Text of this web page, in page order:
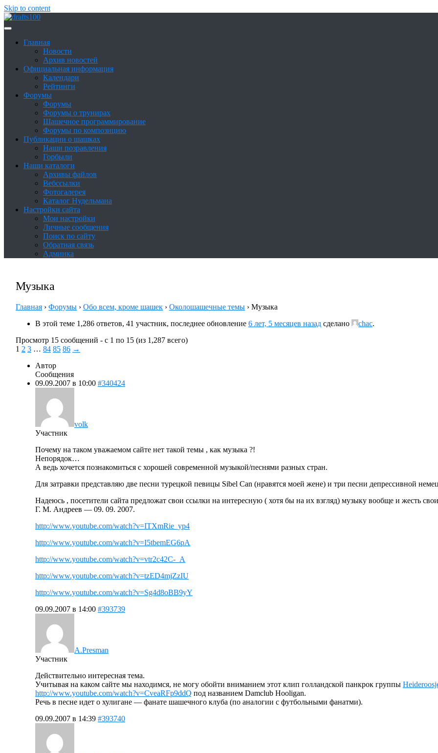
Skip to content
Шашки в России
Главная
Новости
Архив новостей
Официальная информация
Календари
Рейтинги
Форумы
Форумы
Форумы о трунирах
Шашечное программирование
Форумы по композицию
Публикации о шашках
Наши позравления
Горбыли
Наши каталоги
Архивы файлов
Вебссылки
Фотогалерея
Каталог Нудельмана
Настройки сайта
Мои настройки
Личные сообщения
Поиск по сайту
Обратная связь
Админка
Музыка
Главная › Форумы › Обо всем, кроме шашек › Околошашечные темы › Музыка
В этой теме 1,286 ответов, 41 участник, последнее обновление 6 лет, 5 месяцев назад сделано chac.
Просмотр 15 сообщений - с 1 по 15 (из 1,287 всего)
1 2 3 … 84 85 86 →
Автор
Сообщения
09.09.2007 в 10:00 #340424
volk
Участник
Почему на таком уважаемом сайте нет такой темы , как музыка ?!
Непорядок…
А ведь хочется познакомиться с хорошей современной музыкой/песнями разных стран.
Для затравки представляю две песни турецкой певицы Sibel Can (нравятся моей жене) и три песни депрессивной
Надеюсь , посетители сайта предложат свои ссылки на интересную ( хотя бы на их взгляд) музыку вообще и жесть
Г. М. Андреев — 09. 09. 2007.
http://www.youtube.com/watch?v=ITXmRie_yp4
http://www.youtube.com/watch?v=I5tbemEG6pA
http://www.youtube.com/watch?v=vtr2c42C-_A
http://www.youtube.com/watch?v=tzED4mjZzIU
http://www.youtube.com/watch?v=Sg4d8oBB9yY
09.09.2007 в 14:00 #393739
A.Presman
Участник
Действительно интересная тема.
Учитывая на каком сайте мы находимся, не могу обойти вниманием этот клип голландской панкрок группы
http://www.youtube.com/watch?v=CveaRFp9ddQ под названием Damclub Hooligan.
Речь в песне идет о хулигане — фанате шашечного клуба (по аналогии с футбольными фанатми).
09.09.2007 в 14:39 #393740